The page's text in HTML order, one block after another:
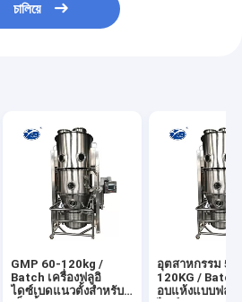
চালিয়ে
GMP 60-120kg /
Batch เครื่องฟลูอิ
ไดซ์เบดแนวตั้งสำหรับ
อุตสาหกรรม
120KG / Batch
อบแห้งแบบฟลูอิ